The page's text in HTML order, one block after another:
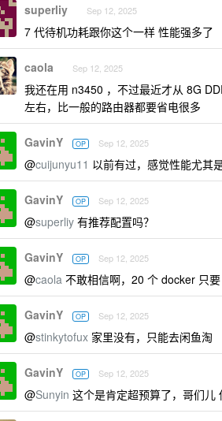
superliy Sep 12, 2025
7 代待机功耗跟你这个一样 性能强多了
caola Sep 12, 2025
我还在用 n3450 ，不过最近才从 8G
左右，比一般的路由器都要省电很多
GavinY OP Sep 12, 2025
@cuijunyu11 以前有过，感觉性能尤其
GavinY OP Sep 12, 2025
@superliy 有推荐配置吗？
GavinY OP Sep 12, 2025
@caola 不敢相信啊，20 个 docker 只
GavinY OP Sep 12, 2025
@stinkytofux 家里没有，只能去闲鱼淘
GavinY OP Sep 12, 2025
@Sunyin 这个是肯定超预算了，哥们儿